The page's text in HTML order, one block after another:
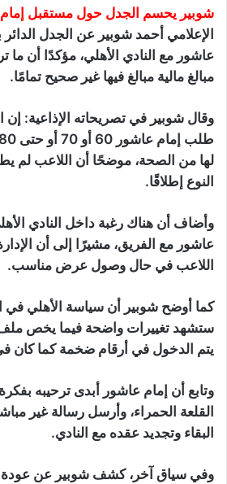
شوبير يحسم الجدل حول مستقبل
الإعلامي أحمد شوبير عن الجدل
عاشور مع النادي الأهلي، مؤكدًا أن
مبالغ مالية مبالغ فيها غير صحيح تمامًا.
وقال شوبير في تصريحاته الإذاعية: إن
لها من الصحة، موضحًا أن اللاعب لم
النوع إطلاقًا.
وأضاف أن هناك رغبة داخل النادي
عاشور مع الفريق، مشيرًا إلى أن
اللاعب في حال وصول عرض مناسب.
كما أوضح شوبير أن سياسة الأهلي في
ستشهد تغييرات واضحة فيما يخص
يتم الدخول في أرقام ضخمة كما كان
وتابع أن إمام عاشور أبدى ترحيبه
القلعة الحمراء، وأرسل رسالة غير
البقاء وتجديد عقده مع النادي.
وفي سياق آخر، كشف شوبير عن عودة